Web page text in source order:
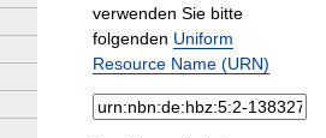
verwenden Sie bitte
folgenden Uniform
Resource Name (URN)